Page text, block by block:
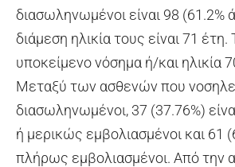
διασωληνωμένοι είναι 98 (61.2%
διάμεση ηλικία τους είναι 71 έτη.
υποκείμενο νόσημα ή/και ηλικία
Μεταξύ των ασθενών που
διασωληνωμένοι, 37 (37.76%)
ή μερικώς εμβολιασμένοι και 61
πλήρως εμβολιασμένοι. Από την